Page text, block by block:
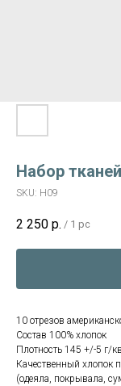
Набор
SKU: Н09
2 250 р. / 1 pc
10 отрезов
Состав 100% хлопок
Плотность 145 +/-5 г/
Качественный хлопок
(одеяла, покрывала,